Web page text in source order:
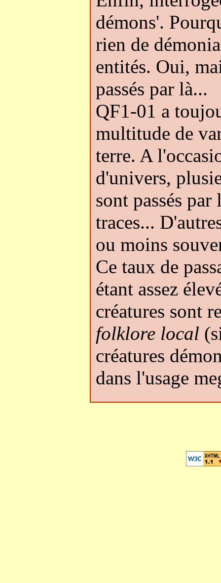
démons'.
rien de
entités. Oui,
passés par là...
QF1-01 a
multitude de
terre. A
d'univers,
sont passés
traces...
ou moins
Ce taux de
étant assez
créatures sont
folklore local
créatures
dans l'usage